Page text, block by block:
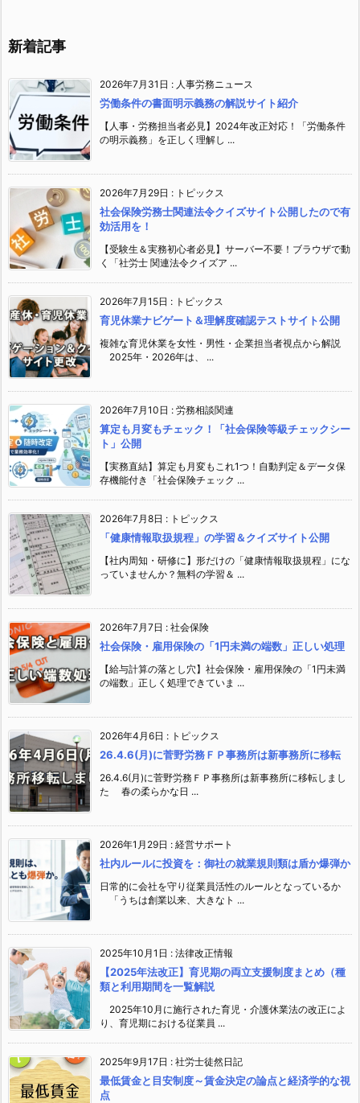
新着記事
2026年7月31日 : 人事労務ニュース
労働条件の書面明示義務の解説サイト紹介
【人事・労務担当者必見】2024年改正対応！「労働条件
の明示義務」を正しく理解し ...
2026年7月29日 : トピックス
社会保険労務士関連法令クイズサイト公開したので有
効活用を！
【受験生＆実務初心者必見】サーバー不要！ブラウザで動
く「社労士 関連法令クイズア ...
2026年7月15日 : トピックス
育児休業ナビゲート＆理解度確認テストサイト公開
複雑な育児休業を女性・男性・企業担当者視点から解説
2025年・2026年は、 ...
2026年7月10日 : 労務相談関連
算定も月変もチェック！「社会保険等級チェックシー
ト」公開
【実務直結】算定も月変もこれ1つ！自動判定＆データ保
存機能付き「社会保険チェック ...
2026年7月8日 : トピックス
「健康情報取扱規程」の学習＆クイズサイト公開
【社内周知・研修に】形だけの「健康情報取扱規程」にな
っていませんか？無料の学習＆ ...
2026年7月7日 : 社会保険
社会保険・雇用保険の「1円未満の端数」正しい処理
【給与計算の落とし穴】社会保険・雇用保険の「1円未満
の端数」正しく処理できていま ...
2026年4月6日 : トピックス
26.4.6(月)に菅野労務ＦＰ事務所は新事務所に移転
26.4.6(月)に菅野労務ＦＰ事務所は新事務所に移転しまし
た 春の柔らかな日 ...
2026年1月29日 : 経営サポート
社内ルールに投資を：御社の就業規則類は盾か爆弾か
日常的に会社を守り従業員活性のルールとなっているか
「うちは創業以来、大きなト ...
2025年10月1日 : 法律改正情報
【2025年法改正】育児期の両立支援制度まとめ（種
類と利用期間を一覧解説
2025年10月に施行された育児・介護休業法の改正によ
り、育児期における従業員 ...
2025年9月17日 : 社労士徒然日記
最低賃金と目安制度～賃金決定の論点と経済学的な視
点